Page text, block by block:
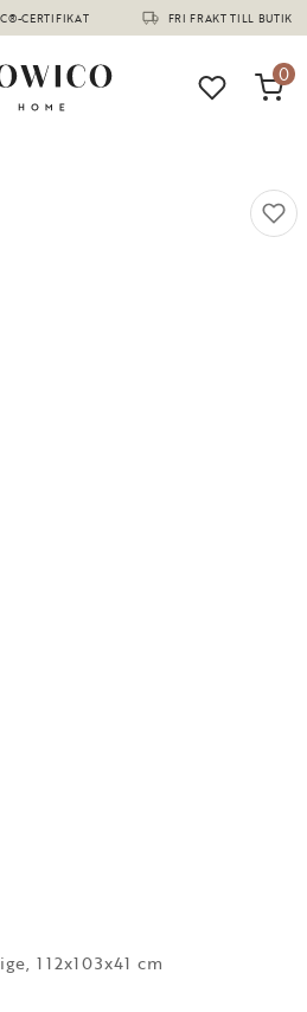
CERTIFIKAT FRI FRAKT TILL BUTIK
(1673)
0
112x103x41 cm